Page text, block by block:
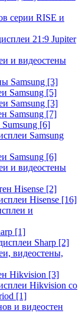
серии RISE и
21:9 Jupiter
и видеостены
Samsung [3]
Samsung [5]
Samsung [3]
Samsung [7]
[6]
Samsung
Samsung [6]
и видеостены
Hisense [2]
Hisense [16]
и
[1]
Sharp [2]
видеостены,
Hikvision [3]
Hikvision со
[1]
и видеостен